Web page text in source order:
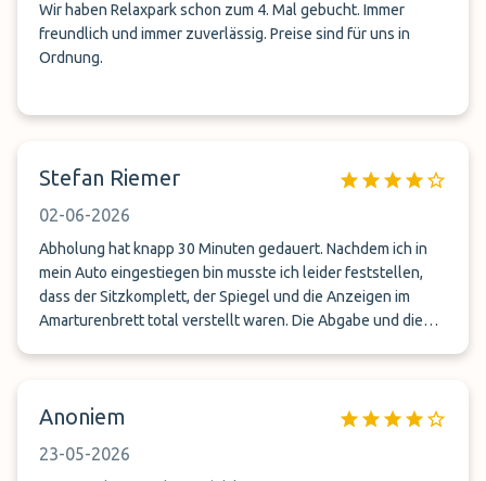
Wir haben Relaxpark schon zum 4. Mal gebucht. Immer
freundlich und immer zuverlässig. Preise sind für uns in
Ordnung.
Stefan Riemer
02-06-2026
Abholung hat knapp 30 Minuten gedauert. Nachdem ich in
mein Auto eingestiegen bin musste ich leider feststellen,
dass der Sitzkomplett, der Spiegel und die Anzeigen im
Amarturenbrett total verstellt waren. Die Abgabe und die
Anoniem
23-05-2026